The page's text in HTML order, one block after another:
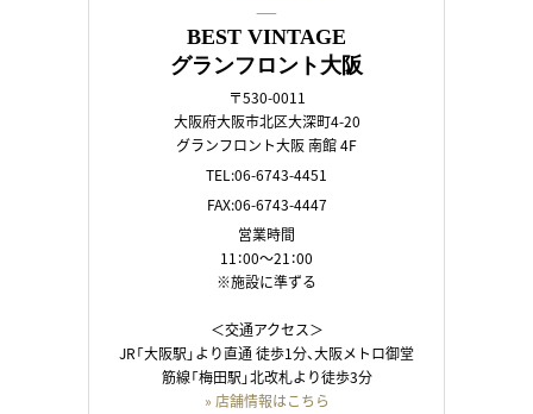
――
BEST VINTAGE
グランフロント大阪
〒530-0011
大阪府大阪市北区大深町4-20
グランフロント大阪 南館 4F
TEL:06-6743-4451
FAX:06-6743-4447
営業時間
11：00～21：00
※施設に準ずる
＜交通アクセス＞
JR「大阪駅」より直通 徒歩1分、大阪メトロ御堂
筋線「梅田駅」北改札より徒歩3分
» 店舗情報はこちら